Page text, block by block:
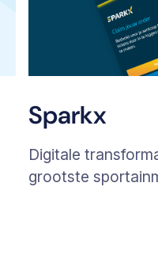
Sparkx
Digitale
grootste